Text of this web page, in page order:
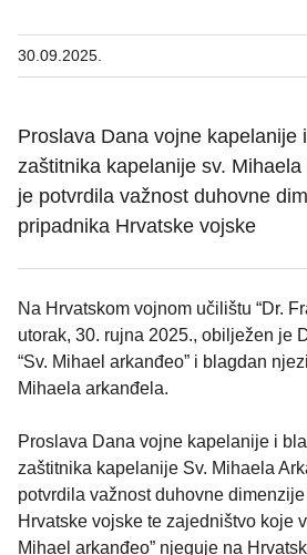
30.09.2025.
Proslava Dana vojne kapelanije
zaštitnika kapelanije sv.
je potvrdila važnost duhovne
pripadnika Hrvatske vojske
Na Hrvatskom vojnom učilištu “Dr.
utorak, 30. rujna 2025., obilježen je
“Sv. Mihael arkanđeo” i blagdan
Mihaela arkanđela.
Proslava Dana vojne kapelanije i
zaštitnika kapelanije Sv. Mihaela
potvrdila važnost duhovne
Hrvatske vojske te zajedništvo koje
Mihael arkanđeo” njeguje na